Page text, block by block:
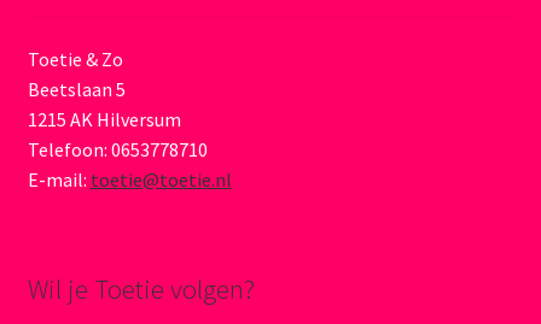
Toetie & Zo
Beetslaan 5
1215 AK Hilversum
Telefoon: 0653778710
E-mail: toetie@toetie.nl
Wil je Toetie volgen?